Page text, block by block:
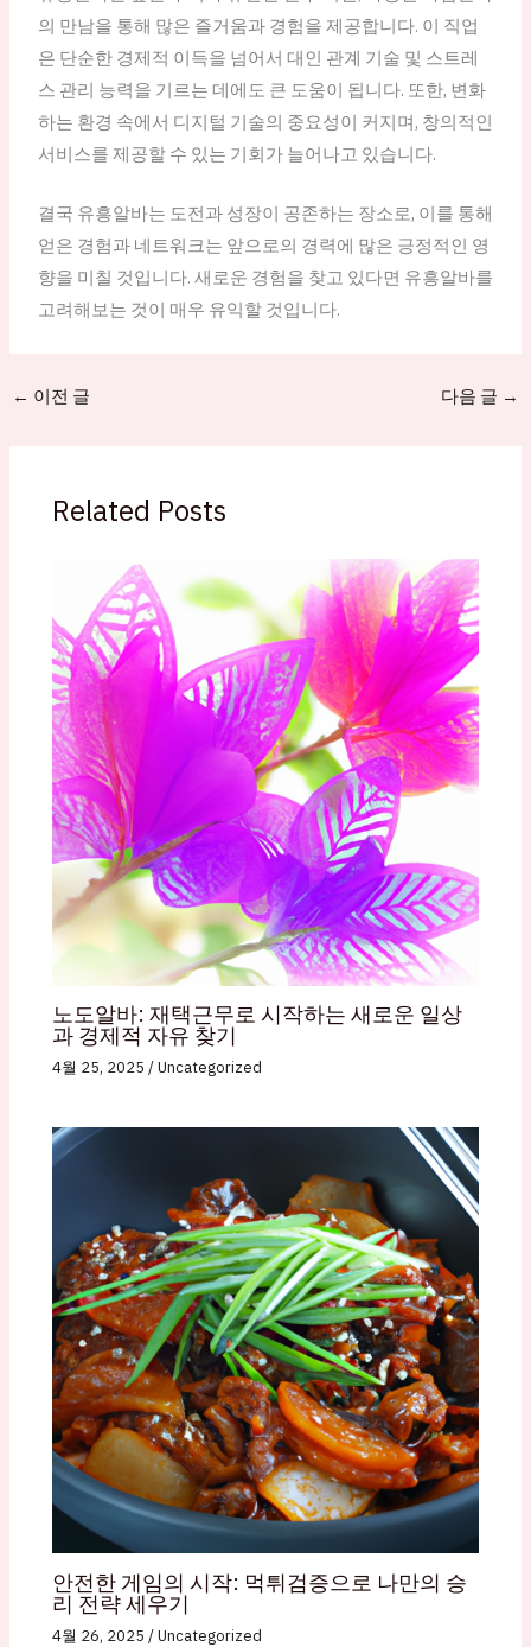
의 만남을 통해 많은 즐거움과 경험을 제공합니다. 이 직업
은 단순한 경제적 이득을 넘어서 대인 관계 기술 및 스트레
스 관리 능력을 기르는 데에도 큰 도움이 됩니다. 또한, 변화
하는 환경 속에서 디지털 기술의 중요성이 커지며, 창의적인
서비스를 제공할 수 있는 기회가 늘어나고 있습니다.
결국 유흥알바는 도전과 성장이 공존하는 장소로, 이를 통해
얻은 경험과 네트워크는 앞으로의 경력에 많은 긍정적인 영
향을 미칠 것입니다. 새로운 경험을 찾고 있다면 유흥알바를
고려해보는 것이 매우 유익할 것입니다.
← 이전 글 다음 글 →
Related Posts
노도알바: 재택근무로 시작하는 새로운 일상
과 경제적 자유 찾기
4월 25, 2025/Uncategorized
안전한 게임의 시작: 먹튀검증으로 나만의 승
리 전략 세우기
4월 26, 2025/Uncategorized